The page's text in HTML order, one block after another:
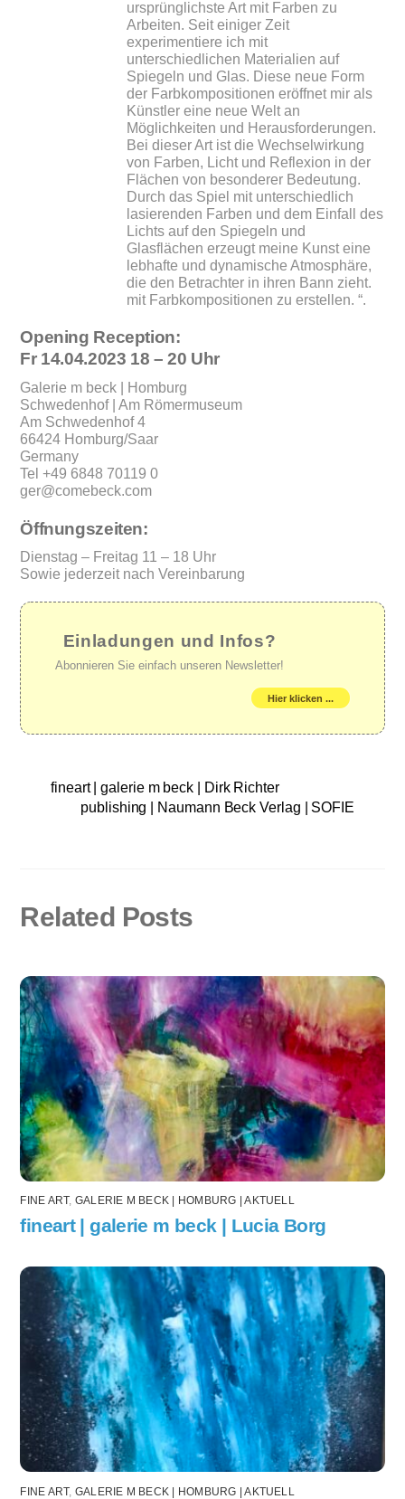
ursprünglichste Art mit Farben zu
Arbeiten. Seit einiger Zeit
experimentiere ich mit
unterschiedlichen Materialien auf
Spiegeln und Glas. Diese neue Form
der Farbkompositionen eröffnet mir als
Künstler eine neue Welt an
Möglichkeiten und Herausforderungen.
Bei dieser Art ist die Wechselwirkung
von Farben, Licht und Reflexion in der
Flächen von besonderer Bedeutung.
Durch das Spiel mit unterschiedlich
lasierenden Farben und dem Einfall des
Lichts auf den Spiegeln und
Glasflächen erzeugt meine Kunst eine
lebhafte und dynamische Atmosphäre,
die den Betrachter in ihren Bann zieht.
mit Farbkompositionen zu erstellen. “.
Opening Reception:
Fr 14.04.2023 18 – 20 Uhr
Galerie m beck | Homburg
Schwedenhof | Am Römermuseum
Am Schwedenhof 4
66424 Homburg/Saar
Germany
Tel +49 6848 70119 0
ger@comebeck.com
Öffnungszeiten:
Dienstag – Freitag 11 – 18 Uhr
Sowie jederzeit nach Vereinbarung
Einladungen und Infos?
Abonnieren Sie einfach unseren Newsletter!
Hier klicken ...
fineart | galerie m beck | Dirk Richter
publishing | Naumann Beck Verlag | SOFIE
Related Posts
FINE ART, GALERIE M BECK | HOMBURG | AKTUELL
fineart | galerie m beck | Lucia Borg
FINE ART, GALERIE M BECK | HOMBURG | AKTUELL